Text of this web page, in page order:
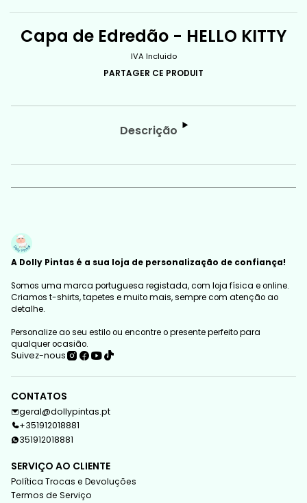
Capa de Edredão - HELLO KITTY
IVA Incluido
PARTAGER CE PRODUIT
Descrição
A Dolly Pintas é a sua loja de personalização de confiança!
Somos uma marca portuguesa registada, com loja física e online.
Criamos t-shirts, tapetes e muito mais, sempre com atenção ao
detalhe.
Personalize ao seu estilo ou encontre o presente perfeito para
qualquer ocasião.
Suivez-nous
CONTATOS
geral@dollypintas.pt
+351912018881
351912018881
SERVIÇO AO CLIENTE
Política Trocas e Devoluções
Termos de Serviço